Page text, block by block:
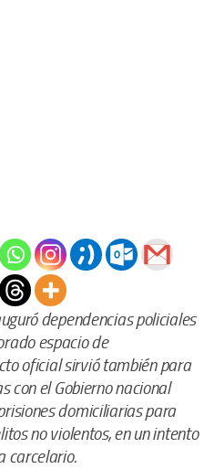
dependencias policiales
espacio de
oficial sirvió también para
con el Gobierno nacional
domiciliarias para
no violentos, en un intento
carcelario.